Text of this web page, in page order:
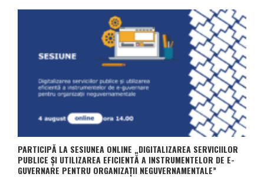
PARTICIPĂ LA SESIUNEA ONLINE „DIGITALIZAREA SERVICIILOR
PUBLICE ȘI UTILIZAREA EFICIENTĂ A INSTRUMENTELOR DE E-
GUVERNARE PENTRU ORGANIZAȚII NEGUVERNAMENTALE”